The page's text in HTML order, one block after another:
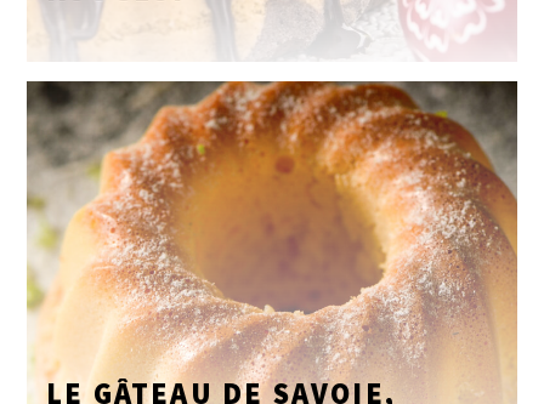
LE GÂTEAU DE SAVOIE,